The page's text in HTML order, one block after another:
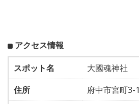
アクセス情報
スポット名
大國魂神社
住所
府中市宮町3-1